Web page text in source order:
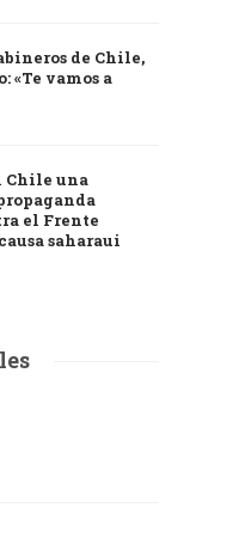
de Chile,
«Te vamos a
Chile una
el Frente
saharaui